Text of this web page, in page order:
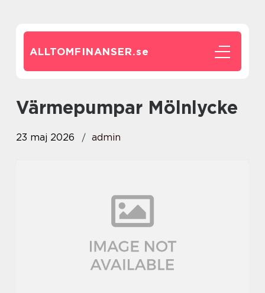
ALLTOMFINANSER.se
Värmepumpar Mölnlycke
23 maj 2026 admin